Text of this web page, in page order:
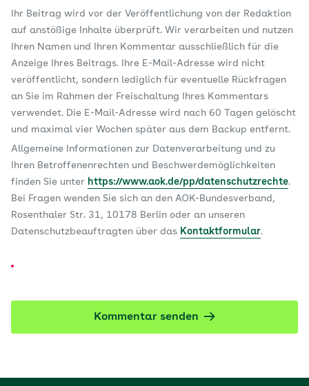
Ihr Beitrag wird vor der Veröffentlichung von der Redaktion
auf anstößige Inhalte überprüft. Wir verarbeiten und nutzen
Ihren Namen und Ihren Kommentar ausschließlich für die
Anzeige Ihres Beitrags. Ihre E-Mail-Adresse wird nicht
veröffentlicht, sondern lediglich für eventuelle Rückfragen
an Sie im Rahmen der Freischaltung Ihres Kommentars
verwendet. Die E-Mail-Adresse wird nach 60 Tagen gelöscht
und maximal vier Wochen später aus dem Backup entfernt.
Allgemeine Informationen zur Datenverarbeitung und zu
Ihren Betroffenenrechten und Beschwerdemöglichkeiten
finden Sie unter https://www.aok.de/pp/datenschutzrechte.
Bei Fragen wenden Sie sich an den AOK-Bundesverband,
Rosenthaler Str. 31, 10178 Berlin oder an unseren
Datenschutzbeauftragten über das Kontaktformular.
Kommentar senden